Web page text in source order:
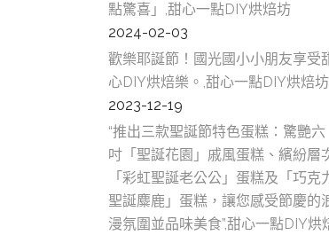
點驚喜」,甜心一點DIY烘焙坊
2024-02-03
歡樂耶誕節！國光國小小朋友享受
心DIY烘焙樂。,甜心一點DIY烘焙坊
2023-12-19
“推出三款聖誕節特色蛋糕：驚艷六
吋「聖誕花園」戚風蛋糕、繽紛層
「彩虹聖誕老公公」蛋糕及「巧克
聖誕麋鹿」蛋糕，讓您感受節慶的
漫氛圍並品味美食”,甜心一點DIY烘